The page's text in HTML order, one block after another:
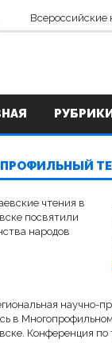
Всероссийские
научно-
в
Конференция по